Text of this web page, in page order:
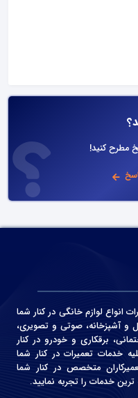
کنید!
ای در تعمیرات انواع لوازم خانگی در کنار شما
و آشپزخانه، صوتی و‌ تصویری،
برقکاری و خودرو در کنار
خدمات تعمیرات در کنار شما
متخصص در کنار شما
خدمات را تجربه نمایید.